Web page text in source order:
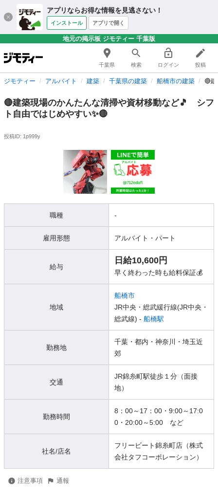
アプリならお得な情報を見逃さない！
インストール アプリで開く
地元の掲示板 ジモティー 千葉版
千葉県 検索 ログイン 投稿
ジモティー アルバイト 建築 千葉県の建築 船橋市の建築 🔴
🔴建築現場のかんたんな清掃や資材移動など🎵 シフ
ト自由ではじめやすい✨🔴
投稿ID: 1p999y
職種 -
雇用形態 アルバイト・パート
給与
日給10,600円
早く終わった時も給料保証💰
地域
船橋市
JR中央・総武緩行線(JR中央・
総武線) - 船橋駅
勤務地
千葉・都内・神奈川・埼玉近
郊
交通
JR錦糸町駅徒歩１分（面接
地）
勤務時間
8：00～17：00・9:00～17:0
0・20:00～5:00 など
社名/店名
フリービート錦糸町店（株式
会社タフコーポレーション）
注意事項 通報